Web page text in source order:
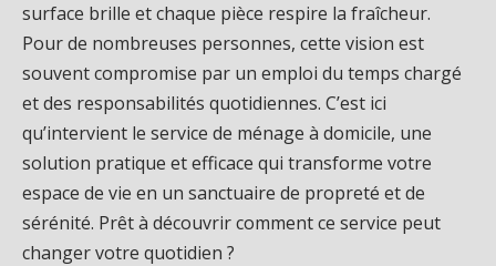
surface brille et chaque pièce respire la fraîcheur.
Pour de nombreuses personnes, cette vision est
souvent compromise par un emploi du temps chargé
et des responsabilités quotidiennes. C’est ici
qu’intervient le service de ménage à domicile, une
solution pratique et efficace qui transforme votre
espace de vie en un sanctuaire de propreté et de
sérénité. Prêt à découvrir comment ce service peut
changer votre quotidien ?